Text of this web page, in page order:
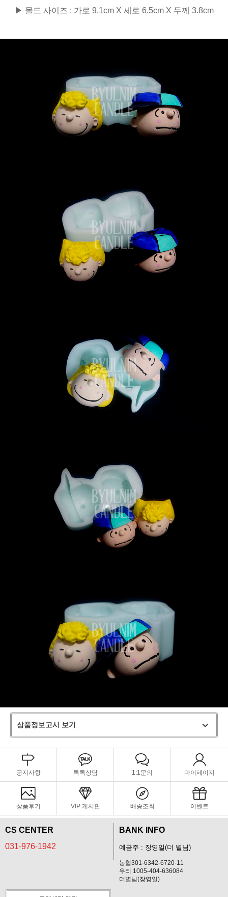
▶ 몰드 사이즈 : 가로 9.1cm X 세로 6.5cm X 두께 3.8cm
상품정보고시 보기
공지사항 톡톡상담 1:1문의 마이페이지
상품후기 VIP 게시판 배송조회 이벤트
CS CENTER
031-976-1942
BANK INFO
예금주 : 장영일(더 별님)
농협301-6342-6720-11
우리 1005-404-636084
더별님(장영일)